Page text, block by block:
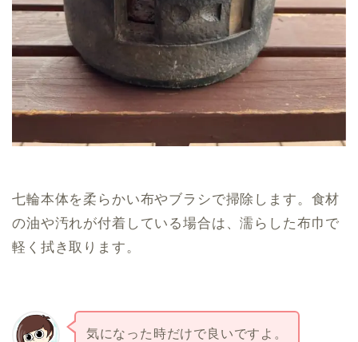
七輪本体を柔らかい布やブラシで掃除します。食材
の油や汚れが付着している場合は、濡らした布巾で
軽く拭き取ります。
気になった時だけで良いですよ。